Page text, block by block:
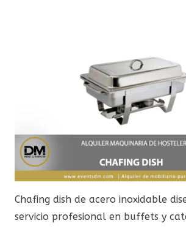
Chafing dish de acero inoxidable
servicio profesional en buffets y